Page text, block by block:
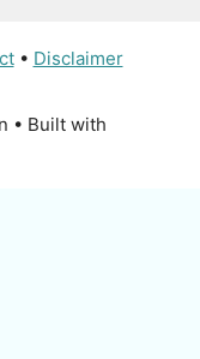
• Disclaimer
• Built with